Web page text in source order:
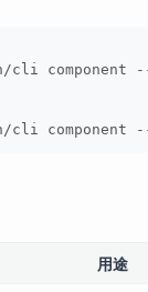
cli
cli component
用途